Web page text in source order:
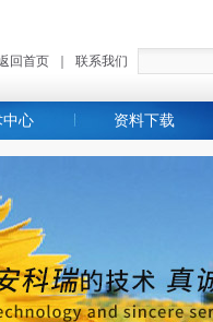
回首页 联系我们
心 资料下载